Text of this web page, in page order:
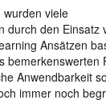
viele
durch den Einsatz
Ansätzen
bemerkenswerten
Anwendbarkeit
immer noch